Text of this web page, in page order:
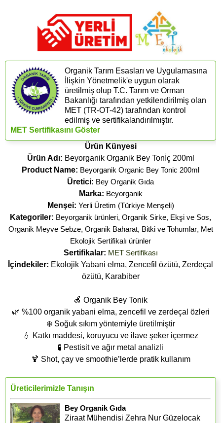
Organik Tarım Esasları ve Uygulamasına
İlişkin Yönetmelik'e uygun olarak
üretilmiş olup T.C. Tarım ve Orman
Bakanlığı tarafından yetkilendirilmiş olan
MET (TR-OT-42) tarafından kontrol
edilmiş ve sertifikalandırılmıştır.
MET Sertifikasını Göster
Ürün Künyesi
Ürün Adı: Beyorganik Organik Bey Tonİç 200ml
Product Name: Beyorganik Organic Bey Tonic 200ml
Üretici: Bey Organik Gıda
Marka: Beyorganik
Menşei: Yerli Üretim (Türkiye Menşeli)
Kategoriler: Beyorganik ürünleri, Organik Sirke, Ekşi ve Sos,
Organik Meyve Sebze, Organik Baharat, Bitki ve Tohumlar, Met
Ekolojik Sertifikalı ürünler
Sertifikalar: MET Sertifikası
İçindekiler: Ekolojik Yabani elma, Zencefil özütü, Zerdeçal
özütü, Karabiber
🍏 Organik Bey Tonik
🌿 %100 organik yabani elma, zencefil ve zerdeçal özleri
❄️ Soğuk sıkım yöntemiyle üretilmiştir
💧 Katkı maddesi, koruyucu ve ilave şeker içermez
🧪 Pestisit ve ağır metal analizli
🍹 Shot, çay ve smoothie’lerde pratik kullanım
Üreticilerimizle Tanışın
Bey Organik Gıda
Ziraat Mühendisi Zehra Nur Güzelocak